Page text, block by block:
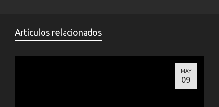
Artículos relacionados
MAY
09